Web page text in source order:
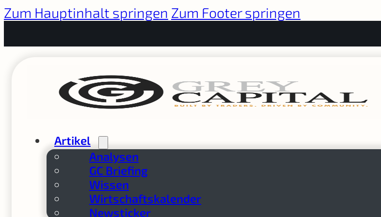
Zum Hauptinhalt springen Zum Footer springen
Artikel
Analysen
GC Briefing
Wissen
Wirtschaftskalender
Newsticker